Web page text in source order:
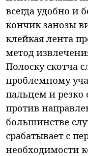
всегда удобно и
кончик занозы
клейкая лента
метод
Полоску скотча
проблемному
пальцем и
против
большинстве
срабатывает с
необходимости